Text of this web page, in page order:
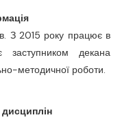
З 2015 року працює в
декана
методичної роботи.